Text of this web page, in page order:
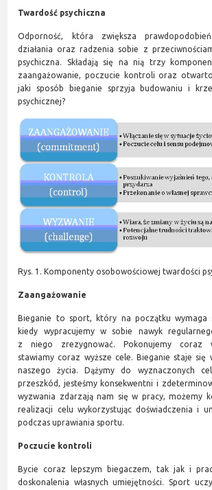
Twardość psychiczna
Odporność, która zwiększa
działania oraz radzenia sobie z
psychiczna. Składają się na nią trzy
zaangażowanie, poczucie kontroli oraz
jaki sposób bieganie sprzyja budowaniu i
psychicznej?
Rys. 1. Komponenty osobowościowej twardości
Zaangażowanie
Bieganie to sport, który na początku wymaga
kiedy wypracujemy w sobie nawyk
z niego zrezygnować. Pokonujemy coraz
stawiamy coraz wyższe cele. Bieganie staje się
naszego życia. Dążymy do wyznaczonych
przeszkód, jesteśmy konsekwentni i
wyzwania zdarzają nam się w pracy, możemy
realizacji celu wykorzystując doświadczenia i
podczas uprawiania sportu.
Poczucie kontroli
Bycie coraz lepszym biegaczem, tak jak i
doskonalenia własnych umiejętności. Sport